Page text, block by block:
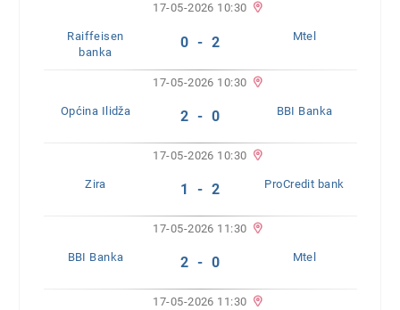
17-05-2026 10:30
Raiffeisen
banka
0 - 2 Mtel
17-05-2026 10:30
Općina Ilidža 2 - 0 BBI Banka
17-05-2026 10:30
Zira 1 - 2 ProCredit bank
17-05-2026 11:30
BBI Banka 2 - 0 Mtel
17-05-2026 11:30